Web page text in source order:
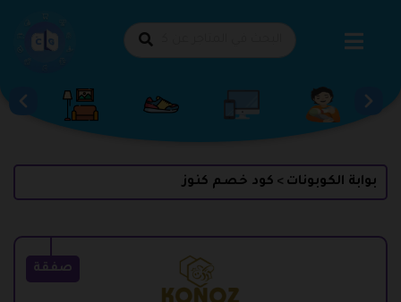
بوابة الكوبونات > كود خصم كنوز
صفقة